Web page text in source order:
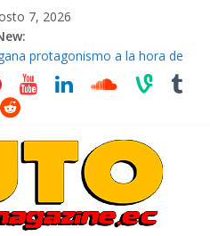
7, 2026
protagonismo a la hora de
New Day’ pone en escena a
47ª, recorre 7 provincias en 8
para cubrir las rutas de La